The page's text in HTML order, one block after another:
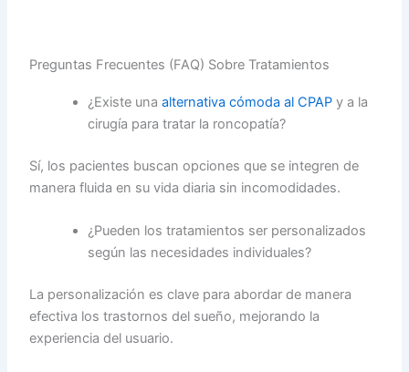
Preguntas Frecuentes (FAQ) Sobre Tratamientos
¿Existe unaalternativa cómoda al CPAPy a la
cirugía para tratar la roncopatía?
Sí, los pacientes buscan opciones que se integren de
manera fluida en su vida diaria sin incomodidades.
¿Pueden los tratamientos ser personalizados
según las necesidades individuales?
La personalización es clave para abordar de manera
efectiva los trastornos del sueño, mejorando la
experiencia del usuario.